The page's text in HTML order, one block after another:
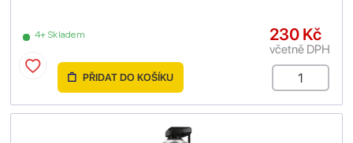
4+ Skladem 230 Kč
včetně DPH
PŘIDAT DO KOŠÍKU